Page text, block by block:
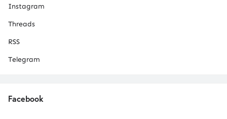
Instagram
Threads
RSS
Telegram
Facebook